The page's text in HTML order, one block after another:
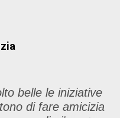
belle le iniziative
di fare amicizia